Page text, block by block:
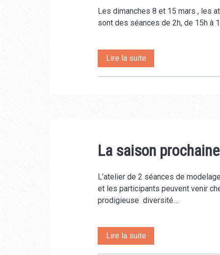
Les dimanches 8 et 15 mars , les
sont des séances de 2h, de 15h à
Lire la suiteau
programme
Avril,
du
fil
fer,
ateliers
La saison
L’atelier de 2 séances de
et les participants peuvent venir
prodigieuse diversité…
Lire la suiteLa
saison